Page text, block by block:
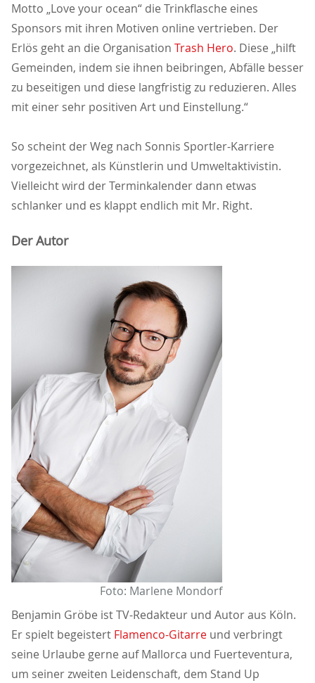
Motto „Love your ocean“ die Trinkflasche eines
Sponsors mit ihren Motiven online vertrieben. Der
Erlös geht an die Organisation Trash Hero. Diese „hilft
Gemeinden, indem sie ihnen beibringen, Abfälle besser
zu beseitigen und diese langfristig zu reduzieren. Alles
mit einer sehr positiven Art und Einstellung.“
So scheint der Weg nach Sonnis Sportler-Karriere
vorgezeichnet, als Künstlerin und Umweltaktivistin.
Vielleicht wird der Terminkalender dann etwas
schlanker und es klappt endlich mit Mr. Right.
Der Autor
Foto: Marlene Mondorf
Benjamin Gröbe ist TV-Redakteur und Autor aus Köln.
Er spielt begeistert Flamenco-Gitarre und verbringt
seine Urlaube gerne auf Mallorca und Fuerteventura,
um seiner zweiten Leidenschaft, dem Stand Up